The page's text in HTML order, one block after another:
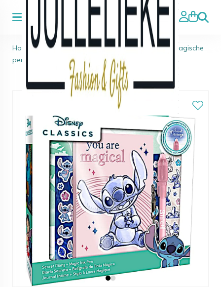
Zoeken
Home > Stitch >Stitch Stationery set dagboek + magische
pen